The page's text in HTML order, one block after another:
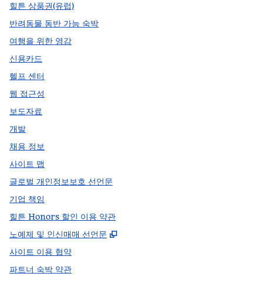
힐튼 상품권(유럽)
반려동물 동반 가능 숙박
여행을 위한 영감
신용카드
헬프 센터
웹 접근성
보도자료
개발
채용 정보
사이트 맵
글로벌 개인정보보호 선언문
기업 책임
힐튼 Honors 할인 이용 약관
노예제 및 인신매매 선언문
,
사이트 이용 협약
파트너 숙박 약관